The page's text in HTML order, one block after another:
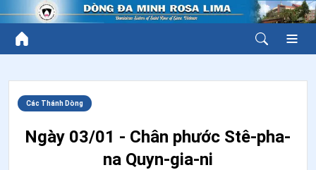
Các Thánh Dòng
Ngày 03/01 - Chân phước Stê-pha-
na Quyn-gia-ni